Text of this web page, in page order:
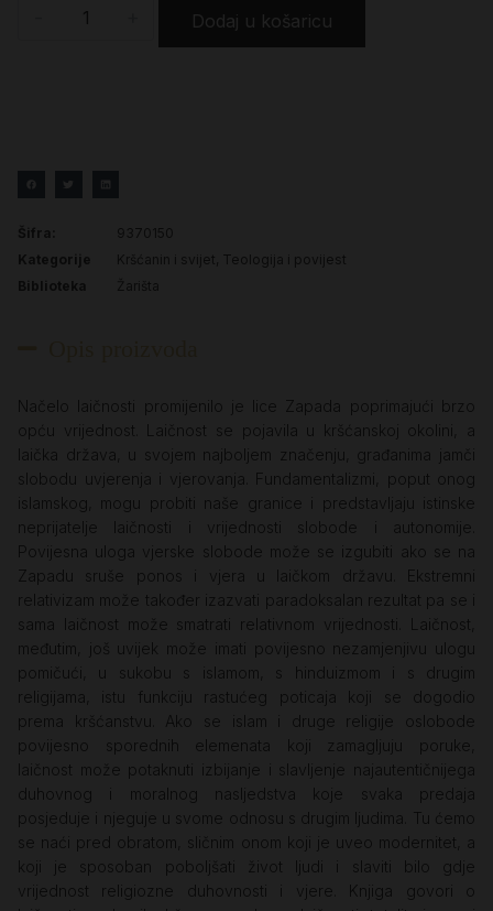
Dodaj u košaricu
Šifra:
9370150
Kategorije
Kršćanin i svijet Teologija i povijest
Biblioteka
Žarišta
Načelo laičnosti promijenilo je lice Zapada poprimajući brzo
opću vrijednost. Laičnost se pojavila u kršćanskoj okolini, a
laička država, u svojem najboljem značenju, građanima jamči
slobodu uvjerenja i vjerovanja. Fundamentalizmi, poput onog
islamskog, mogu probiti naše granice i predstavljaju istinske
neprijatelje laičnosti i vrijednosti slobode i autonomije.
Povijesna uloga vjerske slobode može se izgubiti ako se na
Zapadu sruše ponos i vjera u laičkom državu. Ekstremni
relativizam može također izazvati paradoksalan rezultat pa se i
sama laičnost može smatrati relativnom vrijednosti. Laičnost,
međutim, još uvijek može imati povijesno nezamjenjivu ulogu
pomičući, u sukobu s islamom, s hinduizmom i s drugim
religijama, istu funkciju rastućeg poticaja koji se dogodio
prema kršćanstvu. Ako se islam i druge religije oslobode
povijesno sporednih elemenata koji zamagljuju poruke,
laičnost može potaknuti izbijanje i slavljenje najautentičnijega
duhovnog i moralnog nasljedstva koje svaka predaja
posjeduje i njeguje u svome odnosu s drugim ljudima. Tu ćemo
se naći pred obratom, sličnim onom koji je uveo modernitet, a
koji je sposoban poboljšati život ljudi i slaviti bilo gdje
vrijednost religiozne duhovnosti i vjere. Knjiga govori o